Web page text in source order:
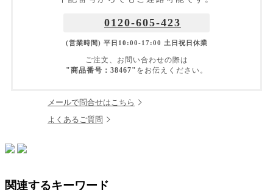
0120-605-423
(営業時間) 平日10:00-17:00 土日祝日休業
ご注文、お問い合わせの際は
"商品番号：38467" をお伝えください。
メールで問合せはこちら
よくあるご質問
関連するキーワード